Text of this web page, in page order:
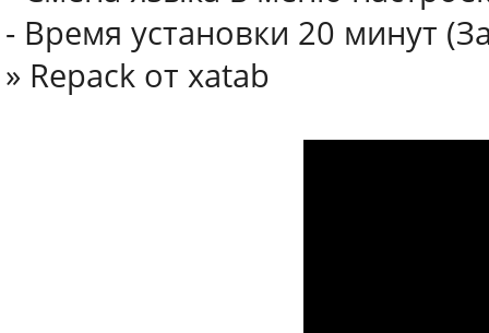
- Время установки 20 минут
» Repack от xatab